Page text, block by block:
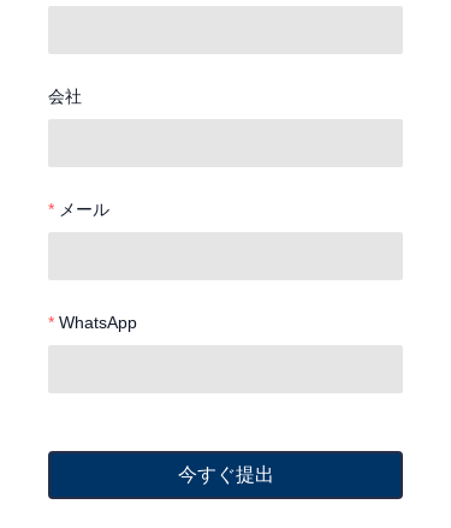
会社
メール
WhatsApp
今すぐ提出